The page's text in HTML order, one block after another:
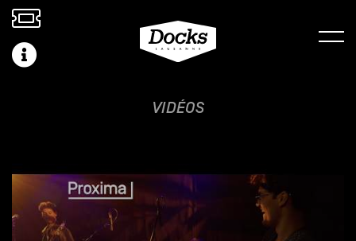
VIDÉOS